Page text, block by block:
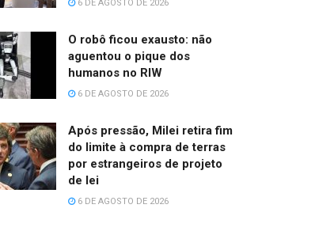
6 DE AGOSTO DE 2026
O robô ficou exausto: não
aguentou o pique dos
humanos no RIW
6 DE AGOSTO DE 2026
Após pressão, Milei retira fim
do limite à compra de terras
por estrangeiros de projeto
de lei
6 DE AGOSTO DE 2026